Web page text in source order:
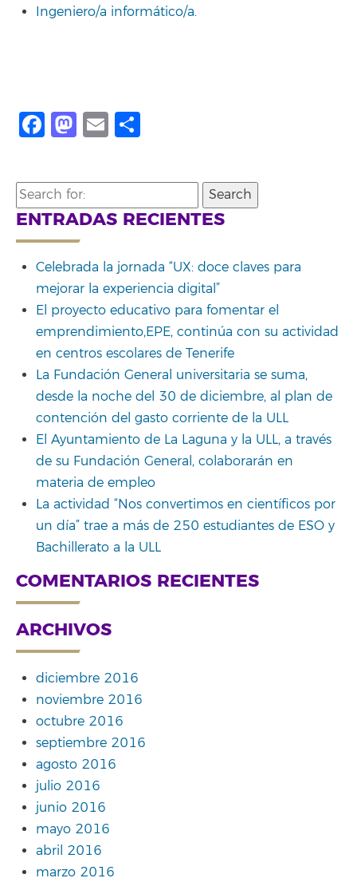
Ingeniero/a informático/a.
Facebook
Mastodon
Email
Search
for:
ENTRADAS RECIENTES
Celebrada la jornada “UX: doce claves para
mejorar la experiencia digital”
El proyecto educativo para fomentar el
emprendimiento,EPE, continúa con su actividad
en centros escolares de Tenerife
La Fundación General universitaria se suma,
desde la noche del 30 de diciembre, al plan de
contención del gasto corriente de la ULL
El Ayuntamiento de La Laguna y la ULL, a través
de su Fundación General, colaborarán en
materia de empleo
La actividad “Nos convertimos en científicos por
un día” trae a más de 250 estudiantes de ESO y
Bachillerato a la ULL
COMENTARIOS RECIENTES
ARCHIVOS
diciembre 2016
noviembre 2016
octubre 2016
septiembre 2016
agosto 2016
julio 2016
junio 2016
mayo 2016
abril 2016
marzo 2016